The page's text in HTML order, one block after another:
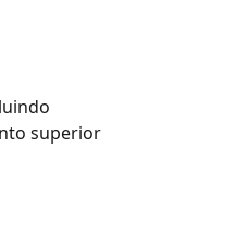
superior